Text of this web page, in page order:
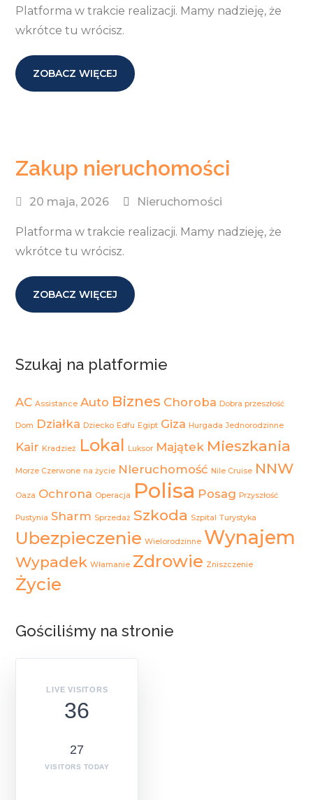
Platforma w trakcie realizacji. Mamy nadzieję, że
wkrótce tu wrócisz.
ZOBACZ WIĘCEJ
Zakup nieruchomości
20 maja, 2026 Nieruchomości
Platforma w trakcie realizacji. Mamy nadzieję, że
wkrótce tu wrócisz.
ZOBACZ WIĘCEJ
Szukaj na platformie
AC Assistance Auto Biznes Choroba Dobra przeszłość
Dom Działka Dziecko Edfu Egipt Giza Hurgada Jednorodzinne
Kair Kradzież Lokal Luksor Majątek Mieszkania
Morze Czerwone na życie NIeruchomość Nile Cruise NNW
Oaza Ochrona Operacja Polisa Posag Przyszłość
Pustynia Sharm Sprzedaż Szkoda Szpital Turystyka
Ubezpieczenie Wielorodzinne Wynajem
Wypadek Włamanie Zdrowie Zniszczenie
Życie
Gościliśmy na stronie
LIVE VISITORS
36
27
VISITORS TODAY